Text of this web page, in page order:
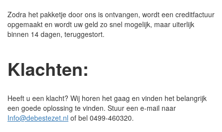
Zodra het pakketje door ons is ontvangen, wordt een creditfactuur
opgemaakt en wordt uw geld zo snel mogelijk, maar uiterlijk
binnen 14 dagen, teruggestort.
Klachten:
Heeft u een klacht? Wij horen het gaag en vinden het belangrijk
een goede oplossing te vinden. Stuur een e-mail naar
Info@debestezet.nl of bel 0499-460320.